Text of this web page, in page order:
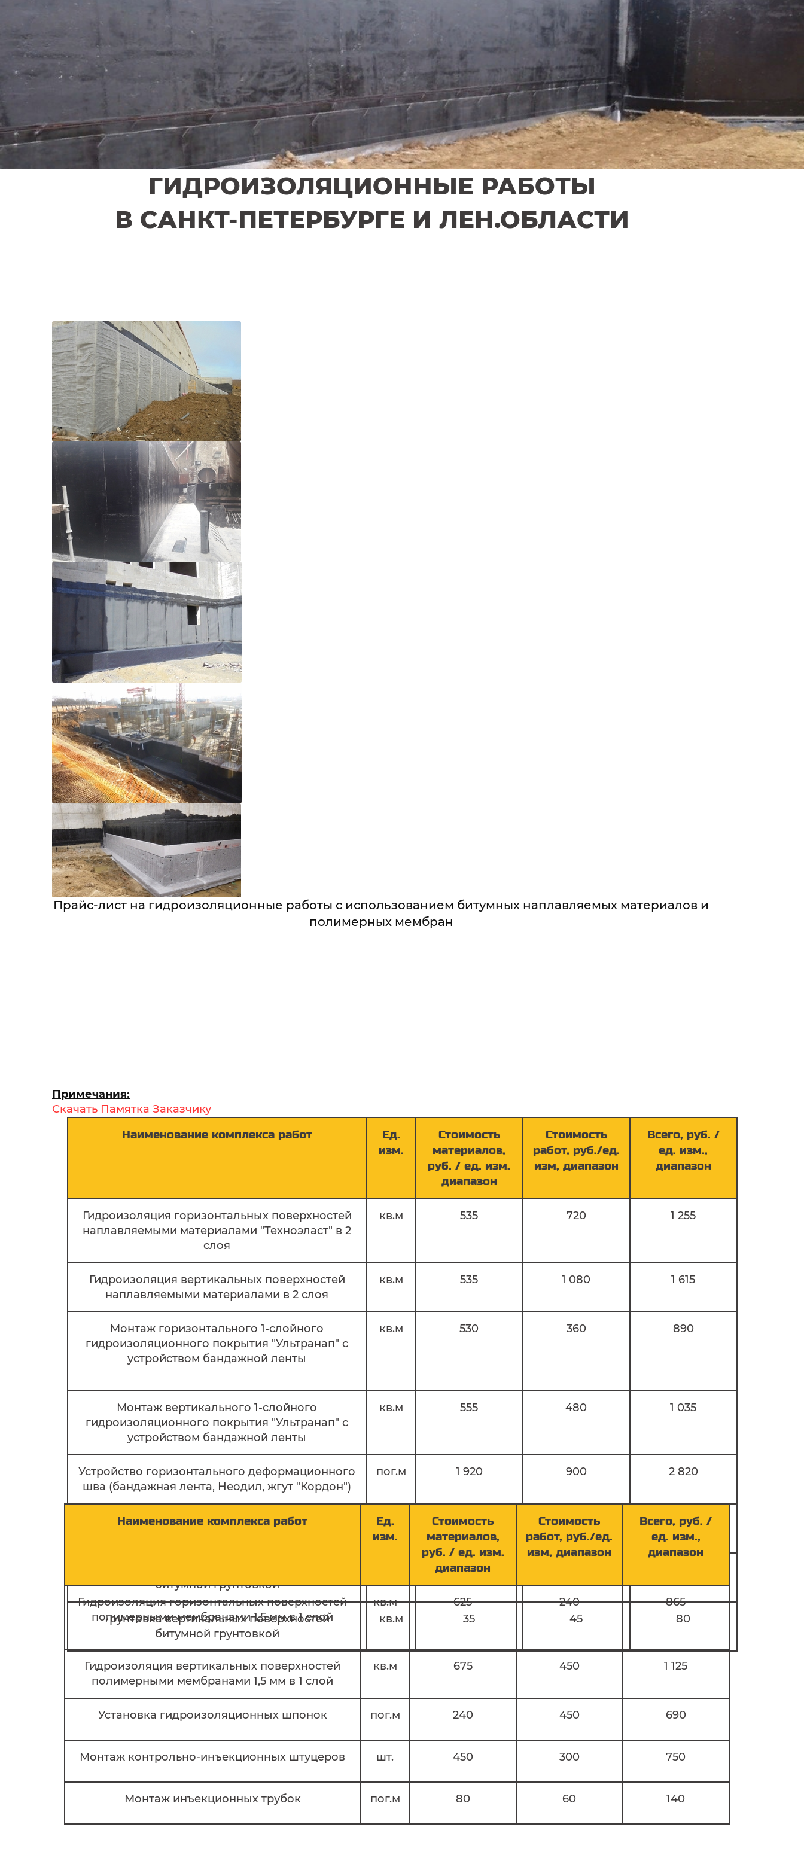
ГИДРОИЗОЛЯЦИОННЫЕ РАБОТЫ
В САНКТ-ПЕТЕРБУРГЕ И ЛЕН.ОБЛАСТИ
Основные технологии:
Наплавляемая(битумные рулонные материалы)
Обмазочная(жидкие составы)
✓ Гидроизоляция фундаментов
✓ Защита стен и подвалов
✓ Работы с наплавляемыми материалами и мембранами
Наплавляемая гидроизоляция подземной части сооружений
Прайс-лист на гидроизоляционные работы с использованием битумных наплавляемых материалов и
полимерных мембран
Примечания:
Скачать Памятка Заказчику
Наименование комплекса работ
Ед.
изм.
Стоимость
материалов,
руб. / ед. изм.
диапазон
Стоимость
работ, руб./ед.
изм, диапазон
Всего, руб. /
ед. изм.,
диапазон
Гидроизоляция горизонтальных поверхностей
наплавляемыми материалами "Техноэласт" в 2
слоя
кв.м 535 720 1 255
Гидроизоляция вертикальных поверхностей
наплавляемыми материалами в 2 слоя
кв.м 535 1 080 1 615
Монтаж горизонтального 1-слойного
гидроизоляционного покрытия "Ультранап" с
устройством бандажной ленты
кв.м 530 360 890
Монтаж вертикального 1-слойного
гидроизоляционного покрытия "Ультранап" с
устройством бандажной ленты
кв.м 555 480 1 035
Устройство горизонтального деформационного
шва (бандажная лента, Неодил, жгут "Кордон")
пог.м 1 920 900 2 820
Устройство вертикального деформационного
пог.м 1 920 1 050 2 970
битумной грунтовкой
35
Грунтовка вертикальных поверхностей
битумной грунтовкой
кв.м 35 45 80
Наименование комплекса работ
Ед.
изм.
Стоимость
материалов,
руб. / ед. изм.
диапазон
Стоимость
работ, руб./ед.
изм, диапазон
Всего, руб. /
ед. изм.,
диапазон
Гидроизоляция горизонтальных поверхностей
полимерными мембранами 1,5 мм в 1 слой
кв.м 625 240 865
Гидроизоляция вертикальных поверхностей
полимерными мембранами 1,5 мм в 1 слой
кв.м 675 450 1 125
Установка гидроизоляционных шпонок пог.м 240 450 690
Монтаж контрольно-инъекционных штуцеров шт. 450 300 750
Монтаж инъекционных трубок пог.м 80 60 140